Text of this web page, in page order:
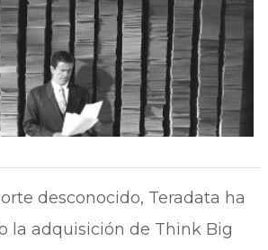
desconocido, Teradata ha
la adquisición de Think Big